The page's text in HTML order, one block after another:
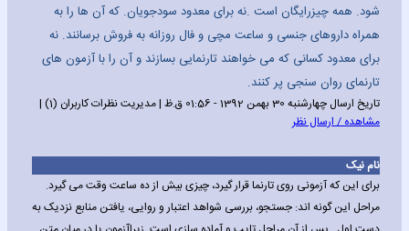
شود. همه چیزرایگان است .نه برای معدود سودجویان. که آن ها را به
همراه داروهای جنسی و ساعت مچی و فال روزانه به فروش برسانند. نه
برای معدود کسانی که می خواهند تارنمایی بسازند و آن را با آزمون های
تارنمای روان سنجی پر کنند.
تاریخ ارسال چهارشنبه 30 بهمن 1392 - 01:56 ق.ظ | مدیریت نظرات کاربران (1) |
مشاهده / ارسال نظر
نام نیک
برای این که آزمونی روی تارنما قرار گیرد، چیزی بیش از ده ساعت وقت می گیرد.
مراحل این گونه اند: جستجو، بررسی شواهد اعتبار و روایی، یافتن منابع نزدیک به